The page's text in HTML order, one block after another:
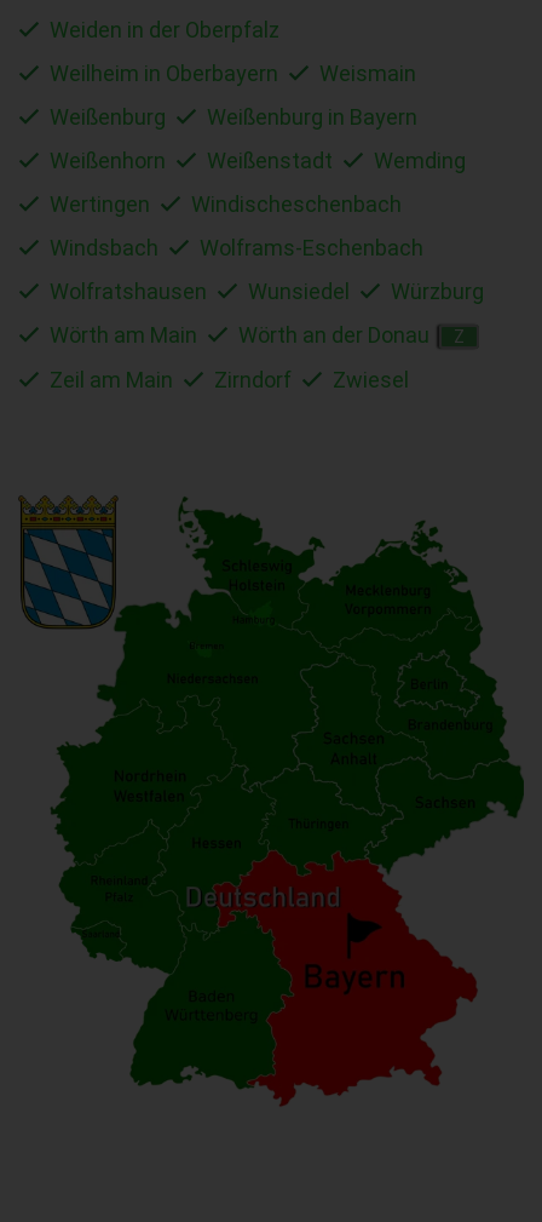
Weiden in der Oberpfalz
Weilheim in Oberbayern
Weismain
Weißenburg
Weißenburg in Bayern
Weißenhorn
Weißenstadt
Wemding
Wertingen
Windischeschenbach
Windsbach
Wolframs-Eschenbach
Wolfratshausen
Wunsiedel
Würzburg
Wörth am Main
Wörth an der Donau Z
Zeil am Main Zirndorf Zwiesel